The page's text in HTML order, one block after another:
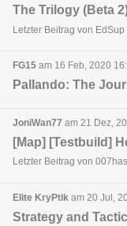
The Trilogy (Beta
Letzter Beitrag von EdSup
FG15 am 16 Feb, 2020
Pallando: The
JoniWan77 am 21 Dez,
[Map] [Testbuild]
Letzter Beitrag von
Elite KryPtik am 20 Jul,
Strategy and